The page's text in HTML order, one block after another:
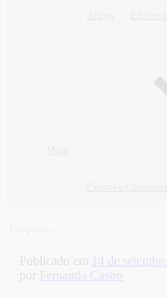
Publicado em 14 de
por
Fernanda Castro